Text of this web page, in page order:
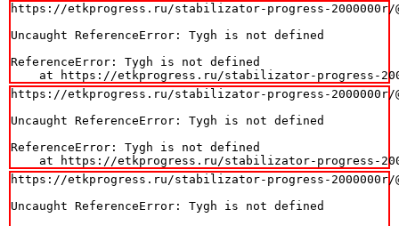
https://etkprogress.ru/stabilizator-progress-2000000r/
Uncaught ReferenceError: Tygh is not defined
ReferenceError: Tygh is not defined
at https://etkprogress.ru/stabilizator-progress-
https://etkprogress.ru/stabilizator-progress-2000000r/
Uncaught ReferenceError: Tygh is not defined
ReferenceError: Tygh is not defined
at https://etkprogress.ru/stabilizator-progress-
https://etkprogress.ru/stabilizator-progress-2000000r/
Uncaught ReferenceError: Tygh is not defined